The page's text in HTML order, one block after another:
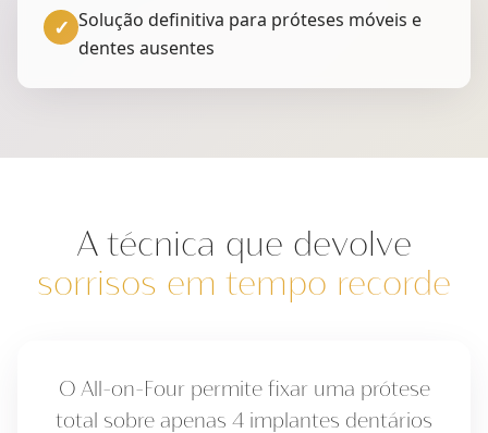
✓ Solução definitiva para próteses móveis e
dentes ausentes
A técnica que devolve
sorrisos em tempo recorde
O All-on-Four permite fixar uma prótese
total sobre apenas 4 implantes dentários